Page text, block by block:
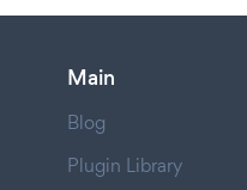
Main
Blog
Plugin Library